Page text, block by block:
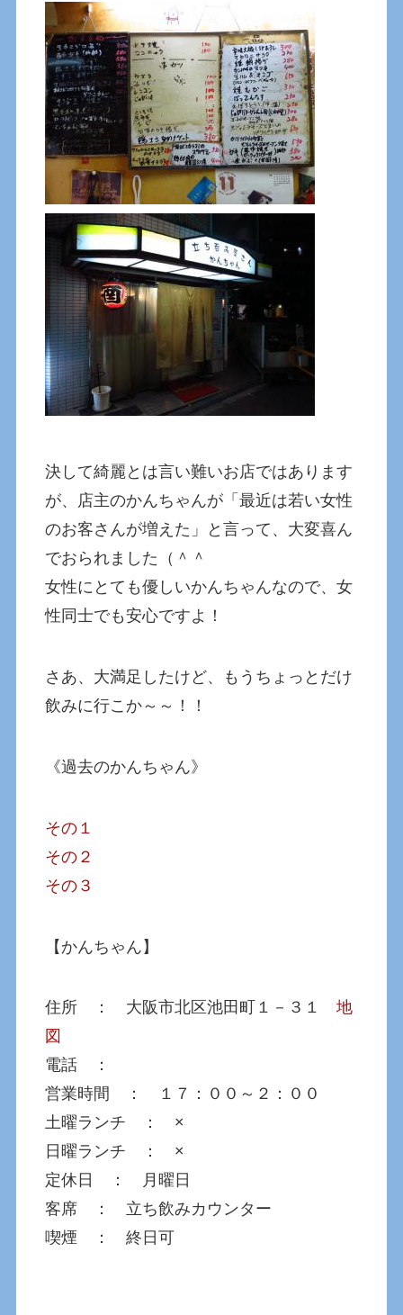
決して綺麗とは言い難いお店ではあります
が、店主のかんちゃんが「最近は若い女性
のお客さんが増えた」と言って、大変喜ん
でおられました（＾＾
女性にとても優しいかんちゃんなので、女
性同士でも安心ですよ！
さあ、大満足したけど、もうちょっとだけ
飲みに行こか～～！！
《過去のかんちゃん》
その１
その２
その３
【かんちゃん】
住所 ： 大阪市北区池田町１－３１地
図
電話 ：
営業時間 ： １７：００～２：００
土曜ランチ ： ×
日曜ランチ ： ×
定休日 ： 月曜日
客席 ： 立ち飲みカウンター
喫煙 ： 終日可